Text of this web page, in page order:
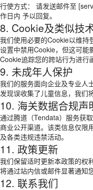
行使方式： 请发送邮件至
作日内 予以回复。
8. Cookie及类似技
我们使用必要的Cookie以维持
设置中禁用Cookie，但这可能
Cookie追踪您的跨站行为进行
9. 未成年人保护
我们的服务面向企业及专业人
发现误收集了儿童信息，我们
10. 海关数据合规声
通过腾道（Tendata）服务获
商业公开渠道。该类信息仅限
及各类违规违禁活动。
11. 政策更新
我们保留适时更新本政策的权
将通过站内信或邮件显著通知您
12. 联系我们